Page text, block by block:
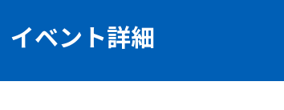
イベント詳細